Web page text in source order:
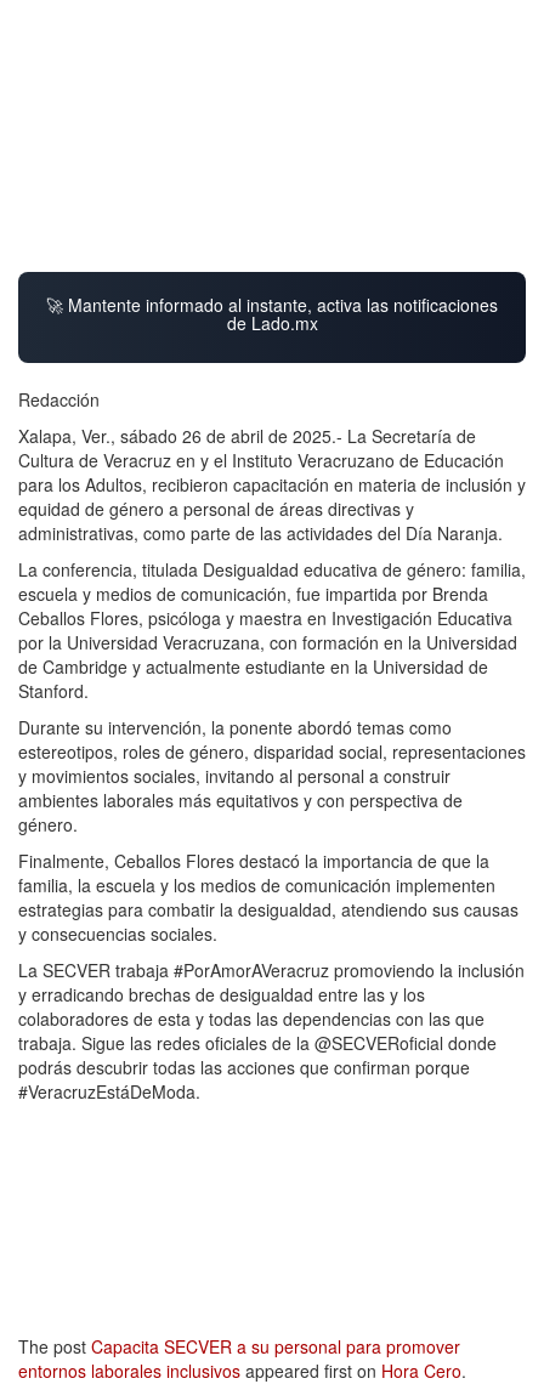
🚀 Mantente informado al instante, activa las notificaciones
de Lado.mx
Redacción
Xalapa, Ver., sábado 26 de abril de 2025.- La Secretaría de
Cultura de Veracruz en y el Instituto Veracruzano de Educación
para los Adultos, recibieron capacitación en materia de inclusión y
equidad de género a personal de áreas directivas y
administrativas, como parte de las actividades del Día Naranja.
La conferencia, titulada Desigualdad educativa de género: familia,
escuela y medios de comunicación, fue impartida por Brenda
Ceballos Flores, psicóloga y maestra en Investigación Educativa
por la Universidad Veracruzana, con formación en la Universidad
de Cambridge y actualmente estudiante en la Universidad de
Stanford.
Durante su intervención, la ponente abordó temas como
estereotipos, roles de género, disparidad social, representaciones
y movimientos sociales, invitando al personal a construir
ambientes laborales más equitativos y con perspectiva de
género.
Finalmente, Ceballos Flores destacó la importancia de que la
familia, la escuela y los medios de comunicación implementen
estrategias para combatir la desigualdad, atendiendo sus causas
y consecuencias sociales.
La SECVER trabaja #PorAmorAVeracruz promoviendo la inclusión
y erradicando brechas de desigualdad entre las y los
colaboradores de esta y todas las dependencias con las que
trabaja. Sigue las redes oficiales de la @SECVERoficial donde
podrás descubrir todas las acciones que confirman porque
#VeracruzEstáDeModa.
The post Capacita SECVER a su personal para promover
entornos laborales inclusivos appeared first on Hora Cero.